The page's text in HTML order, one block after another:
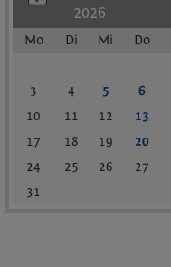
2026
Mo Di Mi Do
3
4 5 6
10
11 12 13
17
18 19 20
24
25 26 27
31